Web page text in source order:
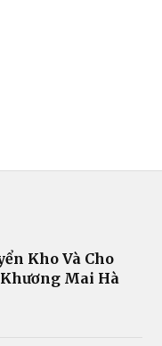
Kho Và Cho
Mai Hà